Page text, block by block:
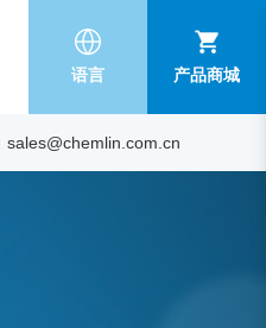
语言 产品商城
sales@chemlin.com.cn